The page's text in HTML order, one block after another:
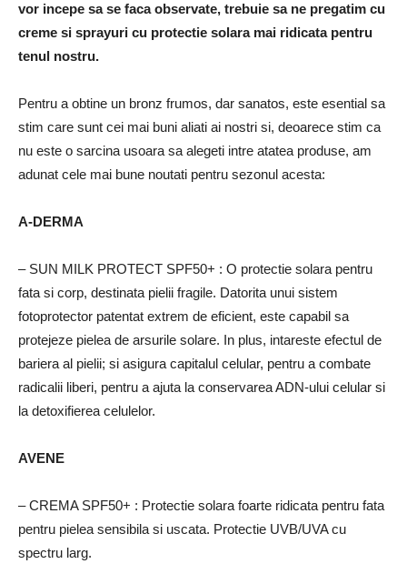
vor incepe sa se faca observate, trebuie sa ne pregatim cu
creme si sprayuri cu protectie solara mai ridicata pentru
tenul nostru.
Pentru a obtine un bronz frumos, dar sanatos, este esential sa
stim care sunt cei mai buni aliati ai nostri si, deoarece stim ca
nu este o sarcina usoara sa alegeti intre atatea produse, am
adunat cele mai bune noutati pentru sezonul acesta:
A-DERMA
– SUN MILK PROTECT SPF50+ : O protectie solara pentru
fata si corp, destinata pielii fragile. Datorita unui sistem
fotoprotector patentat extrem de eficient, este capabil sa
protejeze pielea de arsurile solare. In plus, intareste efectul de
bariera al pielii; si asigura capitalul celular, pentru a combate
radicalii liberi, pentru a ajuta la conservarea ADN-ului celular si
la detoxifierea celulelor.
AVENE
– CREMA SPF50+ : Protectie solara foarte ridicata pentru fata
pentru pielea sensibila si uscata. Protectie UVB/UVA cu
spectru larg.